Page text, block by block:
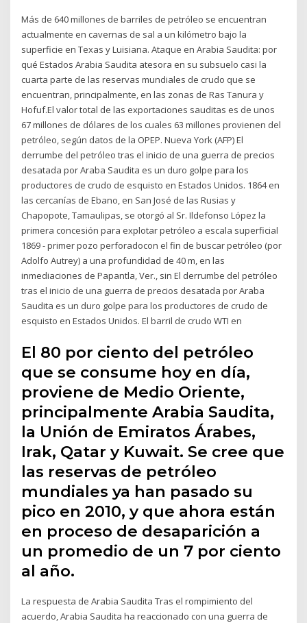
Más de 640 millones de barriles de petróleo se encuentran
actualmente en cavernas de sal a un kilómetro bajo la
superficie en Texas y Luisiana. Ataque en Arabia Saudita: por
qué Estados Arabia Saudita atesora en su subsuelo casi la
cuarta parte de las reservas mundiales de crudo que se
encuentran, principalmente, en las zonas de Ras Tanura y
Hofuf.El valor total de las exportaciones sauditas es de unos
67 millones de dólares de los cuales 63 millones provienen del
petróleo, según datos de la OPEP. Nueva York (AFP) El
derrumbe del petróleo tras el inicio de una guerra de precios
desatada por Araba Saudita es un duro golpe para los
productores de crudo de esquisto en Estados Unidos. 1864 en
las cercanías de Ebano, en San José de las Rusias y
Chapopote, Tamaulipas, se otorgó al Sr. Ildefonso López la
primera concesión para explotar petróleo a escala superficial
1869 - primer pozo perforadocon el fin de buscar petróleo (por
Adolfo Autrey) a una profundidad de 40 m, en las
inmediaciones de Papantla, Ver., sin El derrumbe del petróleo
tras el inicio de una guerra de precios desatada por Araba
Saudita es un duro golpe para los productores de crudo de
esquisto en Estados Unidos. El barril de crudo WTI en
El 80 por ciento del petróleo
que se consume hoy en día,
proviene de Medio Oriente,
principalmente Arabia Saudita,
la Unión de Emiratos Árabes,
Irak, Qatar y Kuwait. Se cree que
las reservas de petróleo
mundiales ya han pasado su
pico en 2010, y que ahora están
en proceso de desaparición a
un promedio de un 7 por ciento
al año.
La respuesta de Arabia Saudita Tras el rompimiento del
acuerdo, Arabia Saudita ha reaccionado con una guerra de